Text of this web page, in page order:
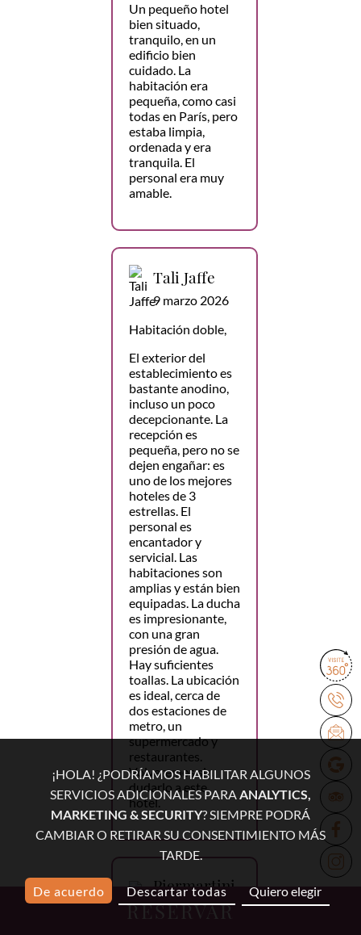
RESERVAR
Un pequeño hotel
bien situado,
tranquilo, en un
edificio bien
cuidado. La
habitación era
pequeña, como casi
todas en París, pero
estaba limpia,
ordenada y era
tranquila. El
personal era muy
amable.
Tali Jaffe
9 marzo 2026
Habitación doble,
El exterior del
establecimiento es
bastante anodino,
incluso un poco
decepcionante. La
recepción es
pequeña, pero no se
dejen engañar: es
uno de los mejores
hoteles de 3
estrellas. El
personal es
encantador y
servicial. Las
habitaciones son
amplias y están bien
equipadas. La ducha
es impresionante,
con una gran
presión de agua.
Hay suficientes
toallas. La ubicación
es ideal, cerca de
dos estaciones de
metro, un
supermercado y
restaurantes.
Volveremos sin
dudarlo a este
hotel.
Piermartini
4 marzo 2026
¡HOLA! ¿PODRÍAMOS HABILITAR ALGUNOS
SERVICIOS ADICIONALES PARAANALYTICS,
MARKETING & SECURITY? SIEMPRE PODRÁ
CAMBIAR O RETIRAR SU CONSENTIMIENTO MÁS
TARDE.
De acuerdo Descartar todas Quiero elegir